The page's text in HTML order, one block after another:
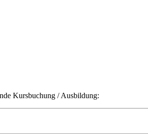
Kursbuchung / Ausbildung: